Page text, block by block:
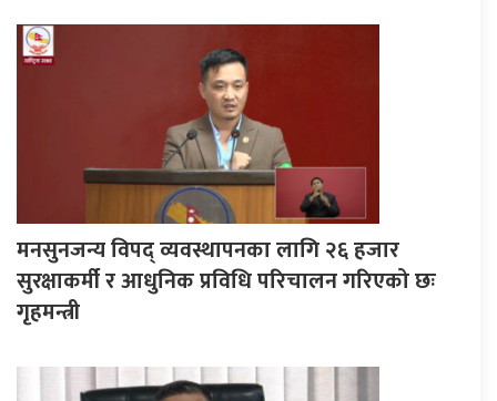
मनसुनजन्य विपद् व्यवस्थापनका लागि २६ हजार
सुरक्षाकर्मी र आधुनिक प्रविधि परिचालन गरिएको छः
गृहमन्त्री